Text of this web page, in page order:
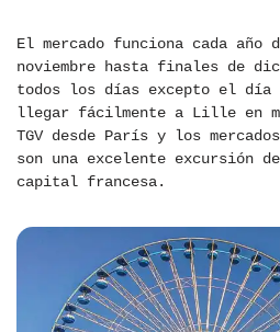
El mercado funciona cada año
noviembre hasta finales de
todos los días excepto el día
llegar fácilmente a Lille en
TGV desde París y los
son una excelente excursión
capital francesa.